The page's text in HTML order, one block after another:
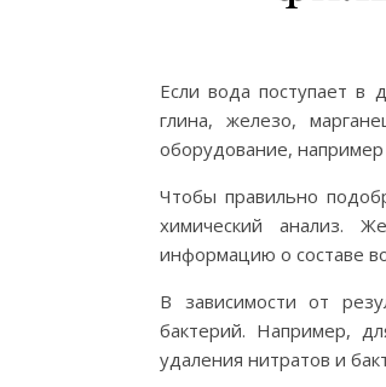
Если вода поступает в
глина, железо,
оборудование,
Чтобы правильно
химический анализ.
информацию о составе
В зависимости от
бактерий. Например,
удаления нитратов и